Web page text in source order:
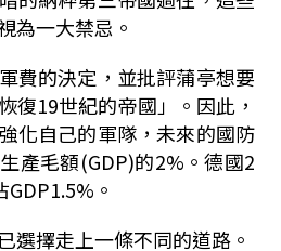
為一大禁忌。
費的決定，並批評蒲亭想要
復19世紀的帝國」。因此，
化自己的軍隊，未來的國防
產毛額(GDP)的2%。德國2
。
選擇走上一條不同的道路。